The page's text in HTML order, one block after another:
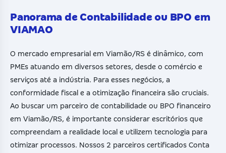
Panorama de Contabilidade ou BPO em
VIAMAO
O mercado empresarial em Viamão/RS é dinâmico, com
PMEs atuando em diversos setores, desde o comércio e
serviços até a indústria. Para esses negócios, a
conformidade fiscal e a otimização financeira são cruciais.
Ao buscar um parceiro de contabilidade ou BPO financeiro
em Viamão/RS, é importante considerar escritórios que
compreendam a realidade local e utilizem tecnologia para
otimizar processos. Nossos 2 parceiros certificados Conta